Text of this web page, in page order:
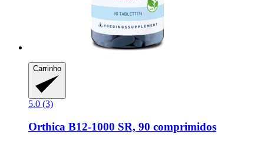
Carrinho
5.0 (3)
Orthica B12-​1000 SR, 90 comprimidos